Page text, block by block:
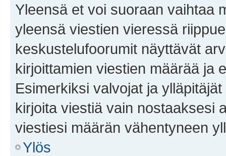
Yleensä et voi suoraan vaihtaa
yleensä viestien vieressä
keskustelufoorumit näyttävät
kirjoittamien viestien määrää ja
Esimerkiksi valvojat ja
kirjoita viestiä vain nostaaksesi
viestiesi määrän vähentyneen
Ylös